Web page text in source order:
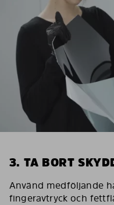
3. TA BORT
Använd medföljande
fingeravtryck och